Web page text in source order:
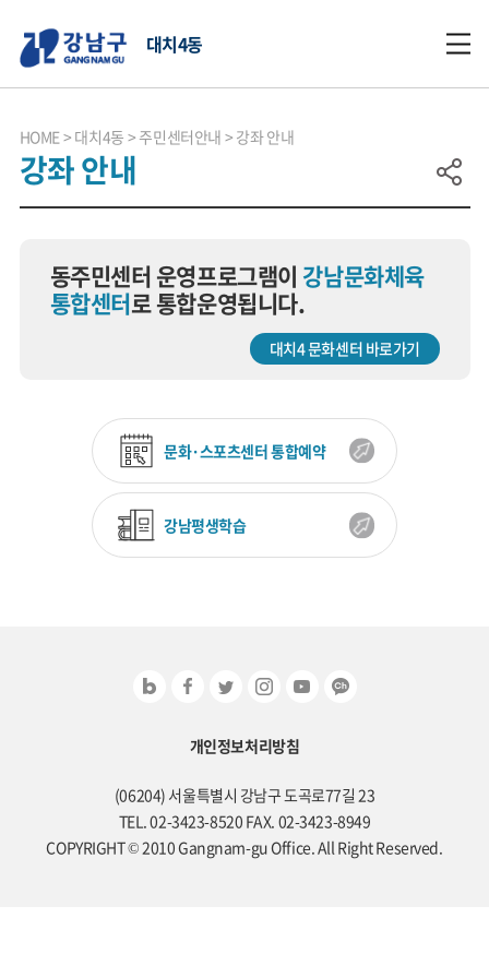
대치4동
HOME 대치4동 주민센터안내 강좌 안내
강좌 안내
동주민센터 운영프로그램이 강남문화체육
통합센터로 통합운영됩니다.
대치4 문화센터 바로가기
문화·스포츠센터 통합예약
강남평생학습
개인정보처리방침
(06204) 서울특별시 강남구 도곡로77길 23
TEL. 02-3423-8520 FAX. 02-3423-8949
COPYRIGHT © 2010 Gangnam-gu Office. All Right Reserved.